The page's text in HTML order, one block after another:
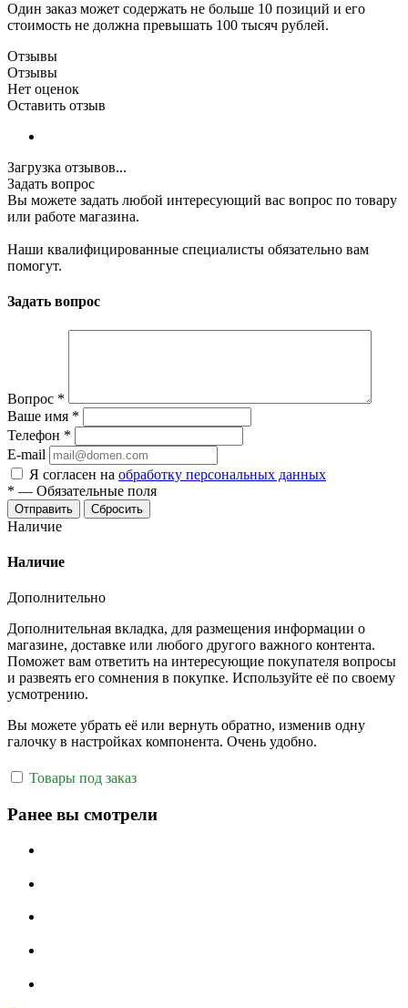
Один заказ может содержать не больше 10 позиций и его
стоимость не должна превышать 100 тысяч рублей.
Отзывы
Отзывы
Нет оценок
Оставить отзыв
Загрузка отзывов...
Задать вопрос
Вы можете задать любой интересующий вас вопрос по товару
или работе магазина.
Наши квалифицированные специалисты обязательно вам
помогут.
Задать вопрос
Вопрос *
Ваше имя *
Телефон *
E-mail
Я согласен на обработку персональных данных
* — Обязательные поля
Отправить Сбросить
Наличие
Наличие
Дополнительно
Дополнительная вкладка, для размещения информации о
магазине, доставке или любого другого важного контента.
Поможет вам ответить на интересующие покупателя вопросы
и развеять его сомнения в покупке. Используйте её по своему
усмотрению.
Вы можете убрать её или вернуть обратно, изменив одну
галочку в настройках компонента. Очень удобно.
Товары под заказ
Ранее вы смотрели